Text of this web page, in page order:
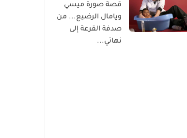
قصة صورة ميسي
ويامال الرضيع... من
صدفة القرعة إلى
نهائي...